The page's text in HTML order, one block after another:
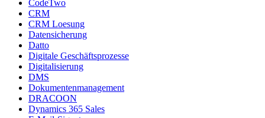
CodeTwo
CRM
CRM Loesung
Datensicherung
Datto
Digitale Geschäftsprozesse
Digitalisierung
DMS
Dokumentenmanagement
DRACOON
Dynamics 365 Sales